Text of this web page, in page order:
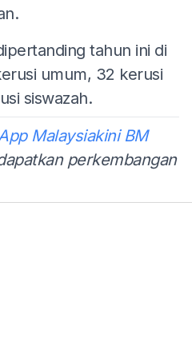
tahun ini di
umum, 32 kerusi
siswazah.
Malaysiakini BM
perkembangan